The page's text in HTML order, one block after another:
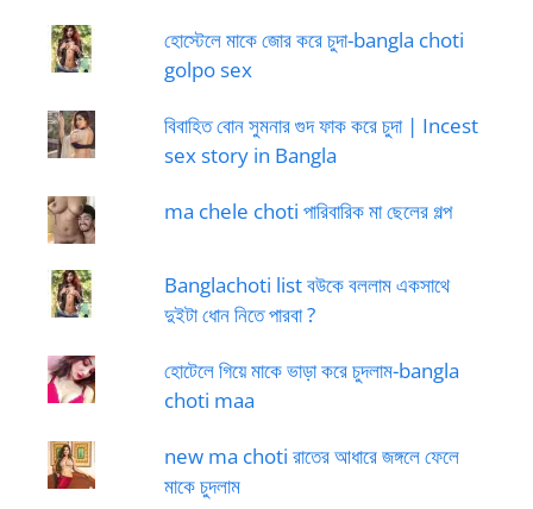
হোস্টেলে মাকে জোর করে চুদা-bangla choti
golpo sex
বিবাহিত বোন সুমনার গুদ ফাক করে চুদা | Incest
sex story in Bangla
ma chele choti পারিবারিক মা ছেলের গল্প
Banglachoti list বউকে বললাম একসাথে
দুইটা ধোন নিতে পারবা ?
হোটেলে গিয়ে মাকে ভাড়া করে চুদলাম-bangla
choti maa
new ma choti রাতের আধারে জঙ্গলে ফেলে
মাকে চুদলাম